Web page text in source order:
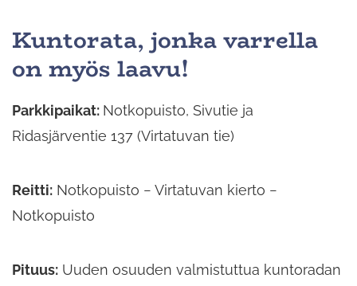
Kuntorata, jonka varrella
on myös laavu!
Parkkipaikat: Notkopuisto, Sivutie ja
Ridasjärventie 137 (Virtatuvan tie)
Reitti: Notkopuisto − Virtatuvan kierto −
Notkopuisto
Pituus: Uuden osuuden valmistuttua kuntoradan